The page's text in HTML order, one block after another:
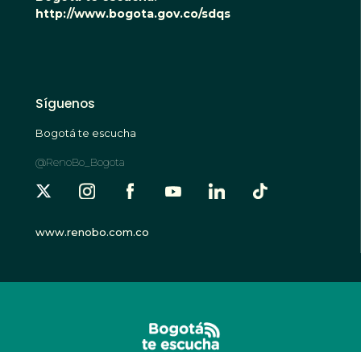
http://www.bogota.gov.co/sdqs
Síguenos
Bogotá te escucha
@RenoBo_Bogota
www.renobo.com.co